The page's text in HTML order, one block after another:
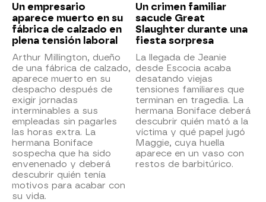
Un empresario
aparece muerto en su
fábrica de calzado en
plena tensión laboral
Arthur Millington, dueño
de una fábrica de calzado,
aparece muerto en su
despacho después de
exigir jornadas
interminables a sus
empleadas sin pagarles
las horas extra. La
hermana Boniface
sospecha que ha sido
envenenado y deberá
descubrir quién tenía
motivos para acabar con
su vida.
Un crimen familiar
sacude Great
Slaughter durante una
fiesta sorpresa
La llegada de Jeanie
desde Escocia acaba
desatando viejas
tensiones familiares que
terminan en tragedia. La
hermana Boniface deberá
descubrir quién mató a la
víctima y qué papel jugó
Maggie, cuya huella
aparece en un vaso con
restos de barbitúrico.